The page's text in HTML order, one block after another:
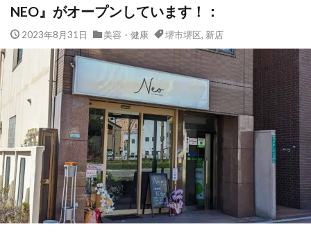
NEO』がオープンしています！：
2023年8月31日 美容・健康 堺市堺区, 新店